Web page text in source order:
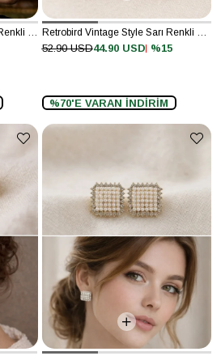
Retrobird Vintage Style Gold Renkli Tasarım Küpe Retrobird Vintage Style Sarı Renkli Tasarım Küpe
%15
44.90 USD
52.90 USD
%70'E VARAN İNDİRİM